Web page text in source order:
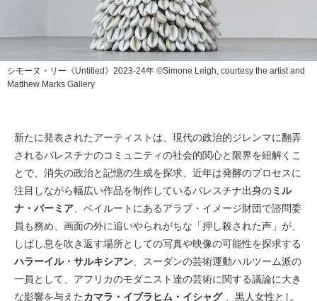
シモーヌ・リー《Untitled》2023-24年 ©Simone Leigh, courtesy the artist and
Matthew Marks Gallery
新たに発表されたアーティストは、現代の政治的ジレンマに翻弄
されるパレスチナのコミュニティの社会的関心と限界を紐解くこ
とで、消失の政治と記憶の生成を探求、近年は発酵のプロセスに
注目しながら幅広い作品を制作しているパレスチナ出身のミル
ナ・バーミア、ベイルートにあるアラブ・イメージ財団で諮問委
員も務め、画面の外に追いやられがちな「押し殺された声」が、
しばし息を吹き返す場所としての写真や映像の可能性を探求する
ハラーイル・サルキシアン、スーダンの芸術運動ハルツーム派の
一員として、アフリカのモダニスト達の芸術に関する議論に大き
な影響を与えたカマラ・イブラヒム・イシャグ 、黒人女性とし